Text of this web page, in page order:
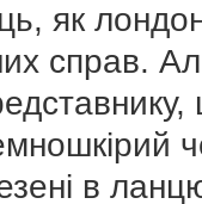
як
справ.
в